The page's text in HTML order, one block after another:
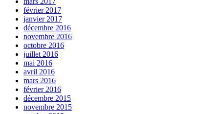
février 2017
janvier 2017
décembre 2016
novembre 2016
octobre 2016
juillet 2016
mai 2016
avril 2016
mars 2016
février 2016
décembre 2015
novembre 2015